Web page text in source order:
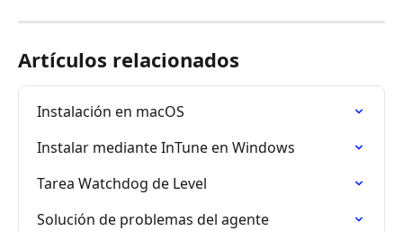
Artículos relacionados
Instalación en macOS
Instalar mediante InTune en Windows
Tarea Watchdog de Level
Solución de problemas del agente